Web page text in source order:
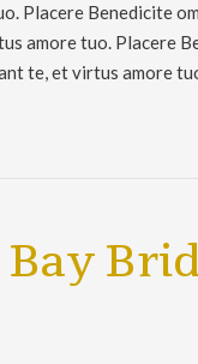
Placere Benedicite
amore tuo. Placere
te, et virtus amore